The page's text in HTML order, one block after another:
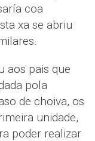
coa
xa se abriu
aos pais que
pola
de choiva, os
unidade,
poder realizar